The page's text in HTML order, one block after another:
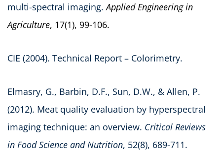
multi-spectral imaging.Applied Engineering in
Agriculture, 17(1), 99-106.
CIE (2004). Technical Report – Colorimetry.
Elmasry, G., Barbin, D.F., Sun, D.W., & Allen, P.
(2012). Meat quality evaluation by hyperspectral
imaging technique: an overview. Critical Reviews
in Food Science and Nutrition, 52(8), 689-711.